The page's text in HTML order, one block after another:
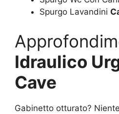
Spurgo Lavandini
Idraulico
Cave
Gabinetto otturato?